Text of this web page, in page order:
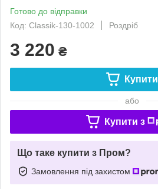
Готово до відправки
Код: Classik-130-1002
Роздріб
3 220 ₴
Купити
або
Купити з
Що таке купити з Пром?
Замовлення під захистом